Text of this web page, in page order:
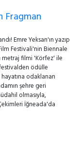
Fragman
Emre Yeksan'ın yazıp
Festivali'nin Biennale
filmi 'Körfez' ile
ödülle
odaklanan
şehre geri
olmasıyla,
İğneada'da